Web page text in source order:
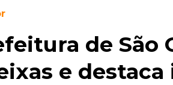
de São
e